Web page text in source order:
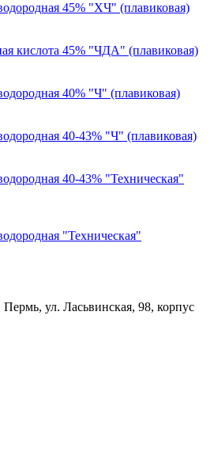
45% "ХЧ" (плавиковая)
кислота 45% "ЧДА" (плавиковая)
40% "Ч" (плавиковая)
40-43% "Ч" (плавиковая)
40-43% "Техническая"
"Техническая"
Пермь, ул. Ласьвинская, 98, корпус